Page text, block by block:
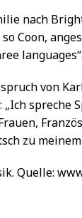
nach
Coon,
languages“.
von
spreche
zu meinem
Quelle: